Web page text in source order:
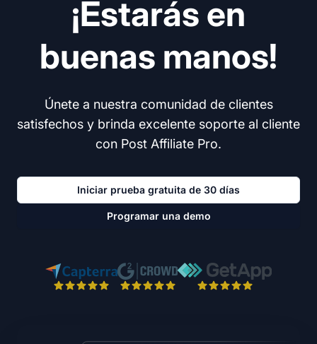
¡Estarás en
buenas manos!
Únete a nuestra comunidad de clientes
satisfechos y brinda excelente soporte al cliente
con Post Affiliate Pro.
Iniciar prueba gratuita de 30 días
Programar una demo